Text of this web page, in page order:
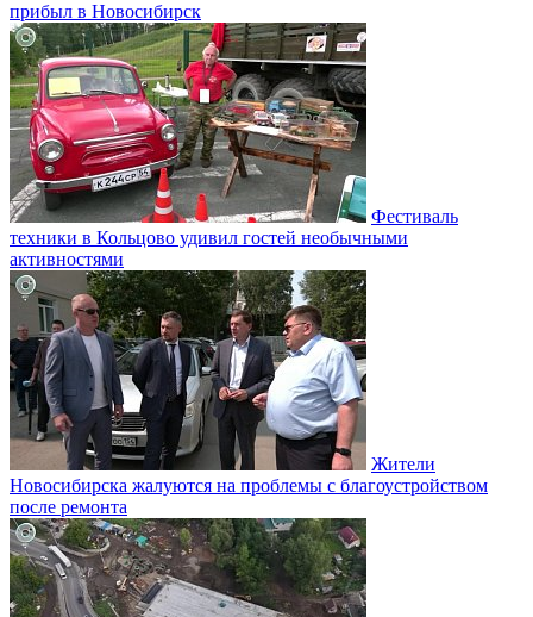
прибыл в Новосибирск
Фестиваль
техники в Кольцово удивил гостей необычными
активностями
Жители
Новосибирска жалуются на проблемы с благоустройством
после ремонта